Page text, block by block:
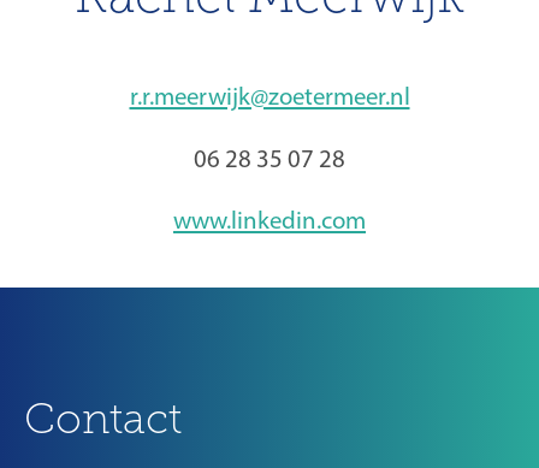
r.r.meerwijk@zoetermeer.nl
06 28 35 07 28
www.linkedin.com
Contact